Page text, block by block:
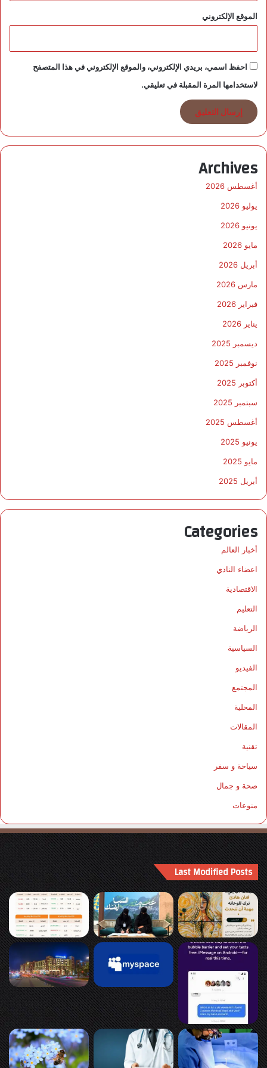
الموقع الإلكتروني
احفظ اسمي، بريدي الإلكتروني، والموقع الإلكتروني في هذا المتصفح
لاستخدامها المرة المقبلة في تعليقي.
Archives
أغسطس 2026
يوليو 2026
يونيو 2026
مايو 2026
أبريل 2026
مارس 2026
فبراير 2026
يناير 2026
ديسمبر 2025
نوفمبر 2025
أكتوبر 2025
سبتمبر 2025
أغسطس 2025
يونيو 2025
مايو 2025
أبريل 2025
Categories
أخبار العالم
اعضاء النادي
الاقتصادية
التعليم
الرياضة
السياسية
الفيديو
المجتمع
المحلية
المقالات
تقنية
سياحة و سفر
صحة و جمال
منوعات
Last Modified Posts